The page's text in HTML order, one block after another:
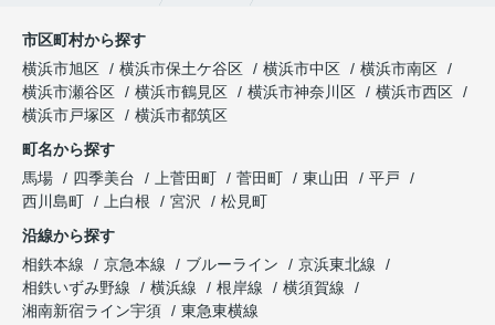
市区町村から探す
横浜市旭区
横浜市保土ケ谷区 横浜市中区
横浜市南区
横浜市瀬谷区
横浜市鶴見区 横浜市神奈川区
横浜市西区
横浜市戸塚区
横浜市都筑区
町名から探す
馬場
四季美台 上菅田町 菅田町 東山田
平戸
西川島町
上白根 宮沢
松見町
沿線から探す
相鉄本線
京急本線 ブルーライン
京浜東北線
相鉄いずみ野線
横浜線 根岸線
横須賀線
湘南新宿ライン宇須
東急東横線